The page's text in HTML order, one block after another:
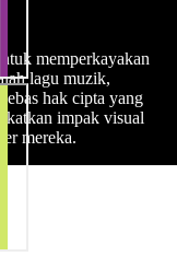
memperkayakan
lagu muzik,
hak cipta yang
impak visual
mereka.